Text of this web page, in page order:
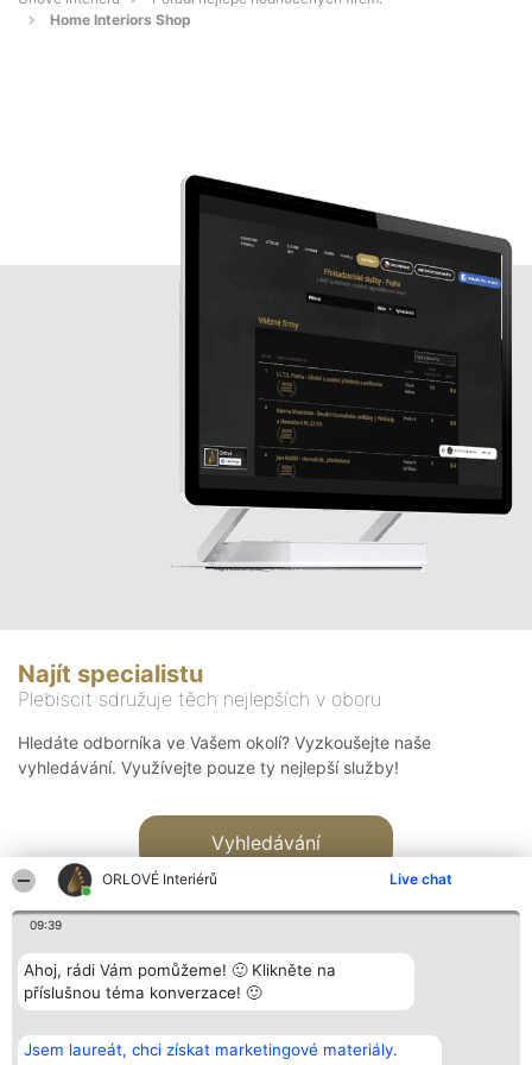
ORLOVÉ Interiérů Live chat
09:39
Ahoj, rádi Vám pomůžeme! 🙂 Klikněte na
příslušnou téma konverzace! 🙂
Jsem laureát, chci získat marketingové materiály.
Home Interiors Shop
Najít specialistu
Plebiscit sdružuje těch nejlepších v oboru
Hledáte odborníka ve Vašem okolí? Vyzkoušejte naše
vyhledávání. Využívejte pouze ty nejlepší služby!
Vyhledávání
Bright Side Solutions sp. z o.
o. sp. k.
Vítězové
Seznam všech
Kontakt